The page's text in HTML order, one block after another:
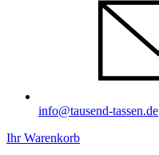
info@tausend-tassen.de
Ihr Warenkorb